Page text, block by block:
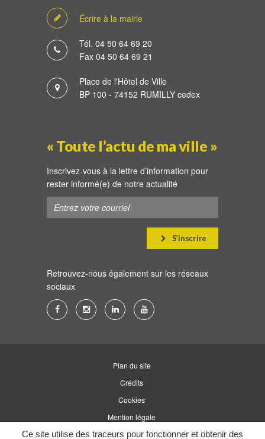
Ce site utilise des traceurs pour fonctionner et obtenir des
Écrire à la mairie
Tél. 04 50 64 69 20
Fax 04 50 64 69 21
Place de l'Hôtel de Ville
BP 100 - 74152 RUMILLY cedex
« Toute l’actu de ma ville »
Inscrivez-vous à la lettre d’information pour
rester informé(e) de notre actualité
S’inscrire
Retrouvez-nous également sur les réseaux
sociaux
Lien
Lien
Instagram
Lien
Linkedin
Lien
Youtube
Plan du site
Crédits
Cookies
Mention légale
Accessibilité